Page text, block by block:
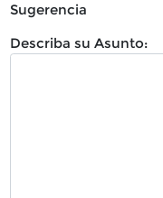
Sugerencia
Describa su Asunto: